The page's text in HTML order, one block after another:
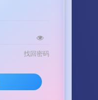
找回密码